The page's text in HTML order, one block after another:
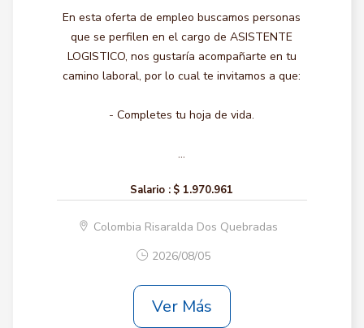
En esta oferta de empleo buscamos personas
que se perfilen en el cargo de ASISTENTE
LOGISTICO, nos gustaría acompañarte en tu
camino laboral, por lo cual te invitamos a que:
- Completes tu hoja de vida.
...
Salario : $ 1.970.961
Colombia Risaralda Dos Quebradas
2026/08/05
Ver Más